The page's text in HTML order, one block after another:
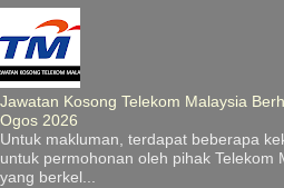
Jawatan Kosong Telekom Malaysia
Ogos 2026
Untuk makluman, terdapat beberapa
untuk permohonan oleh pihak Telekom
yang berkel...